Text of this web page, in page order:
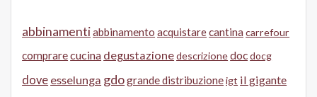
abbinamentiabbinamento acquistarecantina carrefour
comprarecucina degustazionedescrizionedocdocg
dove esselunga gdogrande distribuzioneigt il gigante